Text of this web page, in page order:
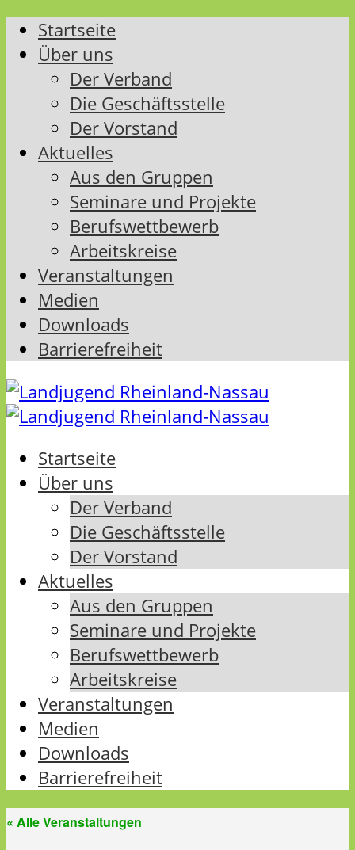
Startseite
Über uns
Der Verband
Die Geschäftsstelle
Der Vorstand
Aktuelles
Aus den Gruppen
Seminare und Projekte
Berufswettbewerb
Arbeitskreise
Veranstaltungen
Medien
Downloads
Barrierefreiheit
Startseite
Über uns
Der Verband
Die Geschäftsstelle
Der Vorstand
Aktuelles
Aus den Gruppen
Seminare und Projekte
Berufswettbewerb
Arbeitskreise
Veranstaltungen
Medien
Downloads
Barrierefreiheit
« Alle Veranstaltungen